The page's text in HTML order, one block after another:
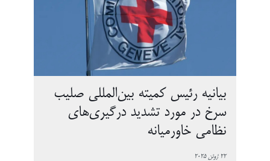
بیانیه رئیس کمیته بین‌المللی صلیب
سرخ در مورد تشدید درگیری‌های
نظامی خاورمیانه
22 ژوئن 2025